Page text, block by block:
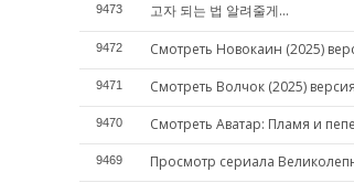
9473 고자 되는 법 알려줄게...
9472 Смотреть Новокаин (2025)
9471 Смотреть Волчок (2025)
9470 Смотреть Аватар: Пламя и
9469 Просмотр сериала